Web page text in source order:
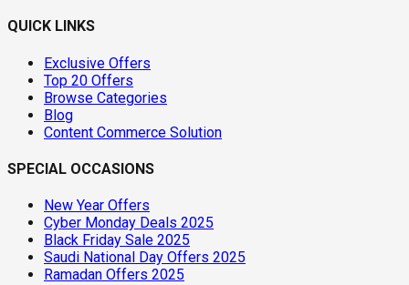
QUICK LINKS
Exclusive Offers
Top 20 Offers
Browse Categories
Blog
Content Commerce Solution
SPECIAL OCCASIONS
New Year Offers
Cyber Monday Deals 2025
Black Friday Sale 2025
Saudi National Day Offers 2025
Ramadan Offers 2025